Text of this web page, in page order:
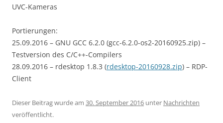
UVC-Kameras
Portierungen:
25.09.2016 – GNU GCC 6.2.0 (gcc-6.2.0-os2-20160925.zip) –
Testversion des C/C++-Compilers
28.09.2016 – rdesktop 1.8.3 (rdesktop-20160928.zip) – RDP-
Client
Dieser Beitrag wurde am 30. September 2016 unter Nachrichten
veröffentlicht.